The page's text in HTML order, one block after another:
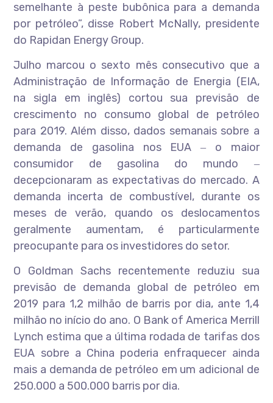
semelhante à peste bubônica para a demanda
por petróleo”, disse Robert McNally, presidente
do Rapidan Energy Group.
Julho marcou o sexto mês consecutivo que a
Administração de Informação de Energia (EIA,
na sigla em inglês) cortou sua previsão de
crescimento no consumo global de petróleo
para 2019. Além disso, dados semanais sobre a
demanda de gasolina nos EUA ‒ o maior
consumidor de gasolina do mundo ‒
decepcionaram as expectativas do mercado. A
demanda incerta de combustível, durante os
meses de verão, quando os deslocamentos
geralmente aumentam, é particularmente
preocupante para os investidores do setor.
O Goldman Sachs recentemente reduziu sua
previsão de demanda global de petróleo em
2019 para 1,2 milhão de barris por dia, ante 1,4
milhão no início do ano. O Bank of America Merrill
Lynch estima que a última rodada de tarifas dos
EUA sobre a China poderia enfraquecer ainda
mais a demanda de petróleo em um adicional de
250.000 a 500.000 barris por dia.